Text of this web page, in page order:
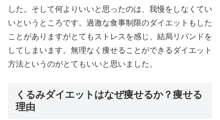
した。そして何よりいいと思ったのは、我慢をしなくてい
いというところです。過激な食事制限のダイエットもした
ことがありますがとてもストレスを感じ、結局リバンドを
してしまいます。無理なく痩せることができるダイエット
方法というのがとてもいいと思いました。
くるみダイエットはなぜ痩せるか？痩せる
理由